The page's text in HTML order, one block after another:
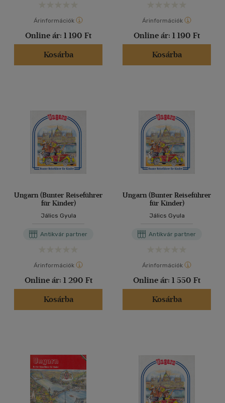
Árinformációk
Online ár: 1 190 Ft
Kosárba
Árinformációk
Online ár: 1 190 Ft
Kosárba
Ungarn (Bunter Reiseführer
für Kinder)
Jálics Gyula
Antikvár partner
Árinformációk
Online ár: 1 290 Ft
Kosárba
Ungarn (Bunter Reiseführer
für Kinder)
Jálics Gyula
Antikvár partner
Árinformációk
Online ár: 1 550 Ft
Kosárba